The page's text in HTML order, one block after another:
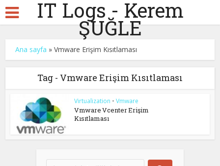
IT Logs - Kerem
ŞUĞLE
Ana sayfa »Vmware Erişim Kısıtlaması
Tag - Vmware Erişim Kısıtlaması
Virtualization • Vmware
Vmware Vcenter Erişim
Kısıtlaması